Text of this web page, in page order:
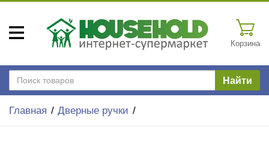
Корзина
Найти
Главная Дверные ручки